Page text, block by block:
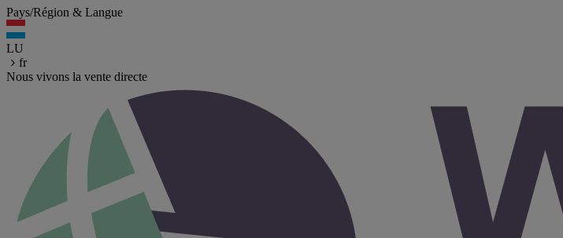
Pays/Région & Langue
LU
fr
Nous vivons la vente directe